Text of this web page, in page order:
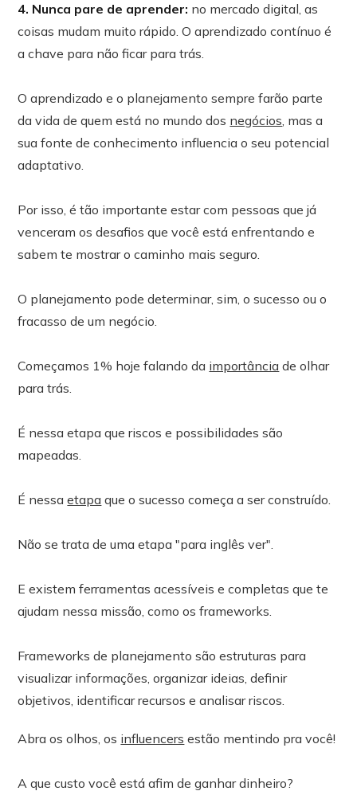
4. Nunca pare de aprender: no mercado digital, as
coisas mudam muito rápido. O aprendizado contínuo é
a chave para não ficar para trás.
O aprendizado e o planejamento sempre farão parte
da vida de quem está no mundo dos negócios, mas a
sua fonte de conhecimento influencia o seu potencial
adaptativo.
Por isso, é tão importante estar com pessoas que já
venceram os desafios que você está enfrentando e
sabem te mostrar o caminho mais seguro.
O planejamento pode determinar, sim, o sucesso ou o
fracasso de um negócio.
Começamos 1% hoje falando da importância de olhar
para trás.
É nessa etapa que riscos e possibilidades são
mapeadas.
É nessaetapa que o sucesso começa a ser construído.
Não se trata de uma etapa "para inglês ver".
E existem ferramentas acessíveis e completas que te
ajudam nessa missão, como os frameworks.
Frameworks de planejamento são estruturas para
visualizar informações, organizar ideias, definir
objetivos, identificar recursos e analisar riscos.
Abra os olhos, os influencers estão mentindo pra você!
A que custo você está afim de ganhar dinheiro?